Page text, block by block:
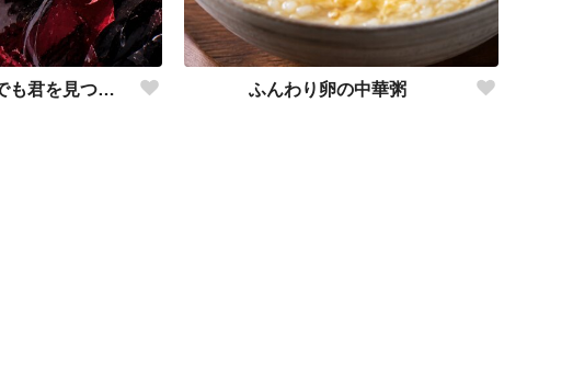
砕けた運命、それでも君を見つめて。 ふんわり卵の中華粥